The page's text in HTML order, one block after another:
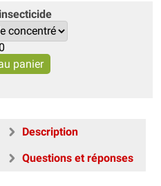
Description
Questions et réponses